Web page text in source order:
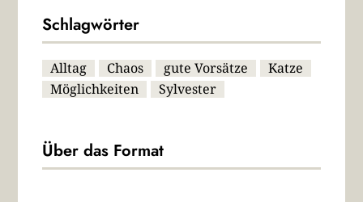
Schlagwörter
Alltag Chaos gute Vorsätze
Katze
Möglichkeiten
Sylvester
Über das Format